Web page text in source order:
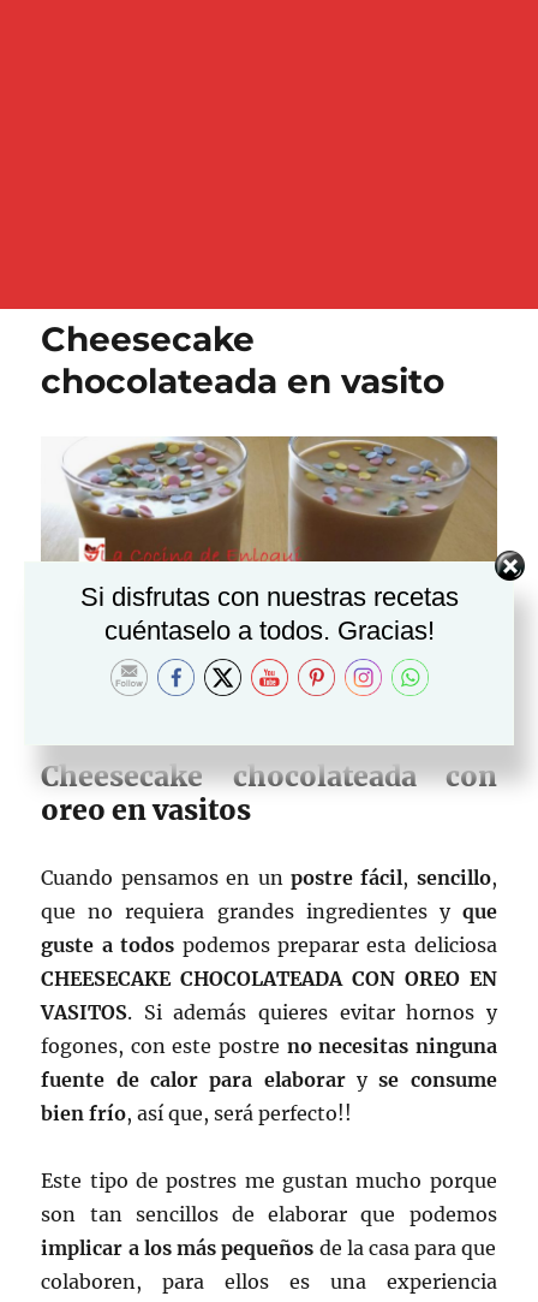
Cheesecake
chocolateada en vasito
Cheesecake chocolateada con
oreo en vasitos
Cuando pensamos en un postre fácil, sencillo,
que no requiera grandes ingredientes y que
guste a todos podemos preparar esta deliciosa
CHEESECAKECHOCOLATEADA CON OREO EN
VASITOS. Si además quieres evitar hornos y
fogones, con este postre no necesitas ninguna
fuente de calor para elaboraryse consume
bien frío, así que, será perfecto!!
Este tipo de postres me gustan mucho porque
son tan sencillos de elaborar que podemos
implicar a los más pequeños de la casa para que
colaboren, para ellos es una experiencia
Si disfrutas con nuestras recetas
cuéntaselo a todos. Gracias!